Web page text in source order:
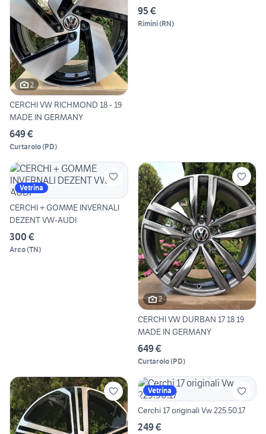
2
CERCHI VW RICHMOND 18 - 19
MADE IN GERMANY
649 €
Curtarolo(PD)
95 €
Rimini(RN)
Vetrina
CERCHI + GOMME INVERNALI
DEZENT VW-AUDI
300 €
Arco(TN)
2
CERCHI VW DURBAN 17 18 19
MADE IN GERMANY
649 €
Curtarolo(PD)
Vetrina
Cerchi 17 originali Vw 225.50.17
249 €